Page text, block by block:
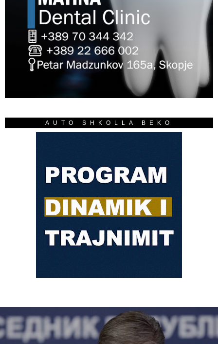
AUTO SHKOLLA BEKO